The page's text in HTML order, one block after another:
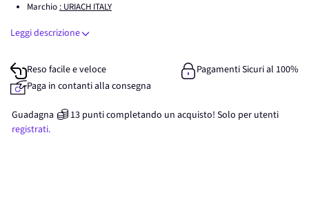
Marchio : URIACH ITALY
Leggi descrizione
Reso facile e veloce
Pagamenti Sicuri al 100%
Paga in contanti alla consegna
Guadagna 13 punticompletando un acquisto! Solo per utenti
registrati.